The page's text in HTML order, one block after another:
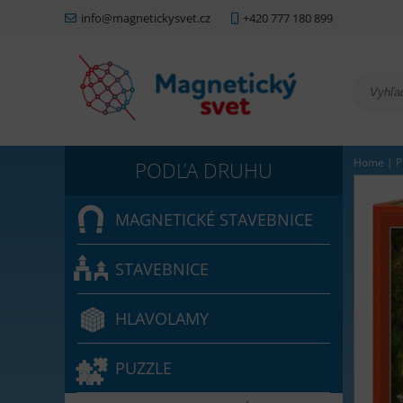
info@magnetickysvet.cz +420 777 180 899
MAGNETICKÉ STAVEBNICE
STAVEBNICE
HLAVOLAMY
PUZZLE
Home |